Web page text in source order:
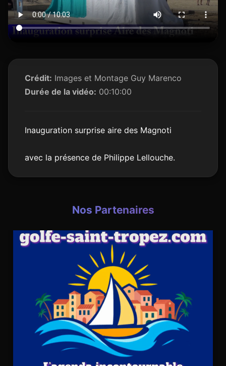
Crédit: Images et Montage Guy Marenco
Durée de la vidéo: 00:10:00
Inauguration surprise aire des Magnoti
avec la présence de Philippe Lellouche.
Nos Partenaires